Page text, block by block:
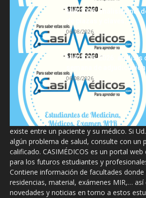
MIR 2026: análisis final
de plazas y claves...
06/08/2026
MIR 2025-2026: análisis
semana de
06/08/2026
La información proporcionada en
diseñado para complementar, no
existe entre un paciente y su médico. Si
algún problema de salud, consulte con un
calificado. CASIMÉDICOS es un portal
para los futuros estudiantes y
Contiene información de facultades donde
residencias, material, exámenes MIR,…
novedades y noticias en torno a estos